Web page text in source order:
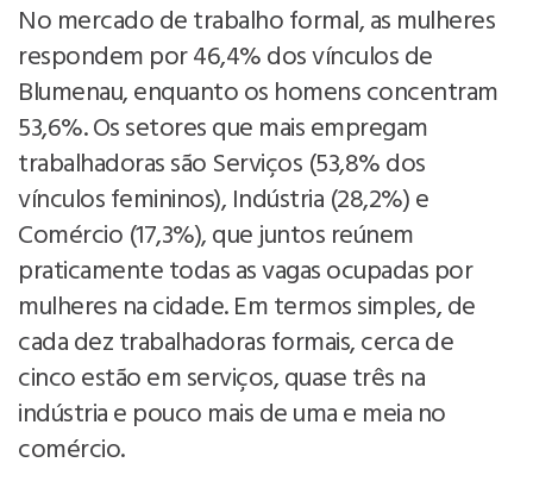
No mercado de trabalho formal, as mulheres
respondem por 46,4% dos vínculos de
Blumenau, enquanto os homens concentram
53,6%. Os setores que mais empregam
trabalhadoras são Serviços (53,8% dos
vínculos femininos), Indústria (28,2%) e
Comércio (17,3%), que juntos reúnem
praticamente todas as vagas ocupadas por
mulheres na cidade. Em termos simples, de
cada dez trabalhadoras formais, cerca de
cinco estão em serviços, quase três na
indústria e pouco mais de uma e meia no
comércio.